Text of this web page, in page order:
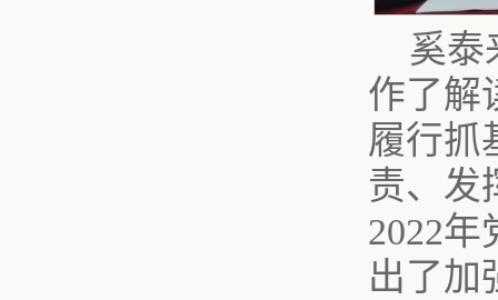
奚泰
作了解
履行抓
责、发
2022
出了加